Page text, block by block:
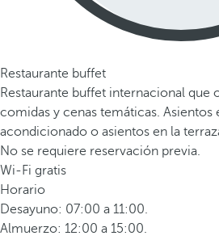
Restaurante buffet
Restaurante buffet internacional que
comidas y cenas temáticas.
acondicionado o asientos en la
No se requiere reservación previa.
Wi-Fi gratis
Horario
Desayuno: 07:00 a 11:00.
Almuerzo: 12:00 a 15:00.